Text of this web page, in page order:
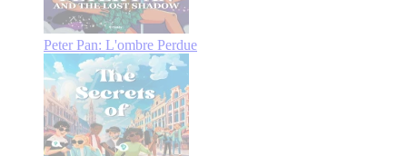
Peter Pan: L'ombre Perdue